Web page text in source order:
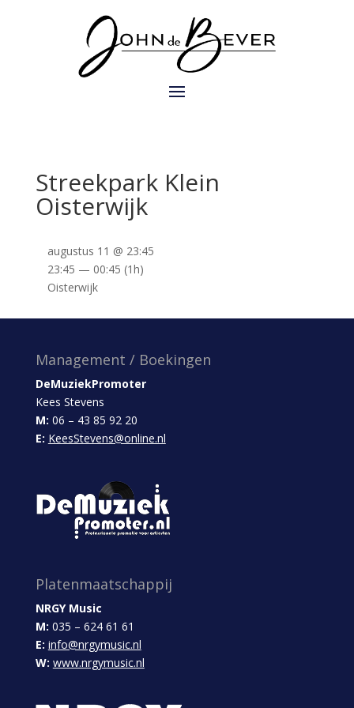
Streekpark Klein
Oisterwijk
augustus 11 @ 23:45
23:45 — 00:45 (1h)
Oisterwijk
Management / Boekingen
DeMuziekPromoter
Kees Stevens
M: 06 – 43 85 92 20
E: KeesStevens@online.nl
Platenmaatschappij
NRGY Music
M: 035 – 624 61 61
E: info@nrgymusic.nl
W: www.nrgymusic.nl